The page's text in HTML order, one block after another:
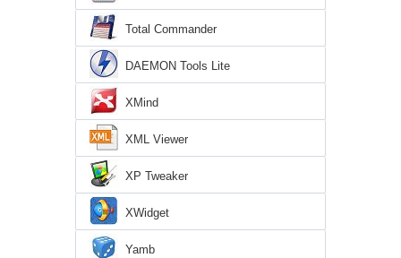
Total Commander
DAEMON Tools Lite
XMind
XML Viewer
XP Tweaker
XWidget
Yamb